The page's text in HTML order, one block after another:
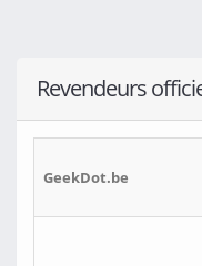
Revendeurs
GeekDot.be